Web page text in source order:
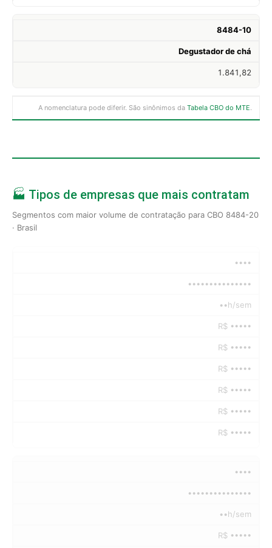
8484-10
Degustador de chá
1.841,82
A nomenclatura pode diferir. São sinônimos da Tabela CBO do MTE.
🏭 Tipos de empresas que mais contratam
Segmentos com maior volume de contratação para CBO 8484-20
· Brasil
••••
•••••••••••••••
••h/sem
R$ •••••
R$ •••••
R$ •••••
R$ •••••
R$ •••••
R$ •••••
••••
•••••••••••••••
••h/sem
R$ •••••